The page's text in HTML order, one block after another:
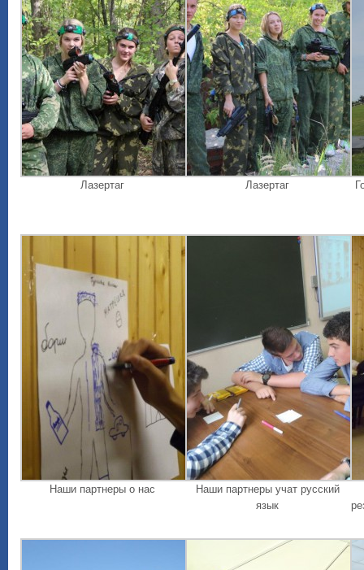
Лазертаг Лазертаг
Наши партнеры о нас
Наши партнеры учат русский
язык